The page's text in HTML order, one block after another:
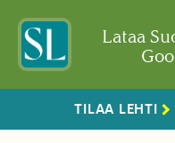
Lataa
TILAA LEHTI